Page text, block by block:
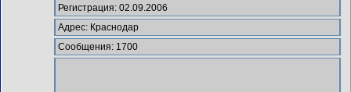
Регистрация: 02.09.2006
Адрес: Краснодар
Сообщения: 1700